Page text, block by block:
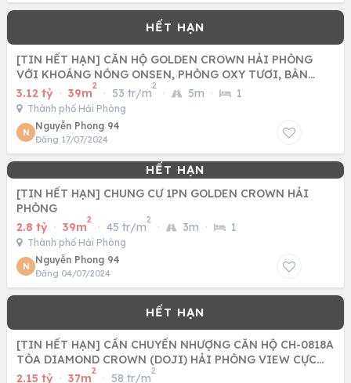
[TIN HẾT HẠN] CĂN HỘ GOLDEN CROWN HẢI PHÒNG
VỚI KHOÁNG NÓNG ONSEN, PHÒNG OXY TƯƠI, BÀN
GIAO HOÀN THIỆN CAO CẤP
3.12 tỷ · 39m
2
· 53 tr/m
2
· 5m · 1
Thành phố Hải Phòng
N
Nguyễn Phong 94
Đăng 17/07/2024
[TIN HẾT HẠN] CHUNG CƯ 1PN GOLDEN CROWN HẢI
PHÒNG
2.8 tỷ · 39m
2
· 45 tr/m
2
· 3m · 1
Thành phố Hải Phòng
N
Nguyễn Phong 94
Đăng 04/07/2024
[TIN HẾT HẠN] CẦN CHUYỂN NHƯỢNG CĂN HỘ CH-0818A
TÒA DIAMOND CROWN (DOJI) HẢI PHÒNG VIEW CỰC
ĐỈNH.
2.15 tỷ · 37m
2
· 58 tr/m
2